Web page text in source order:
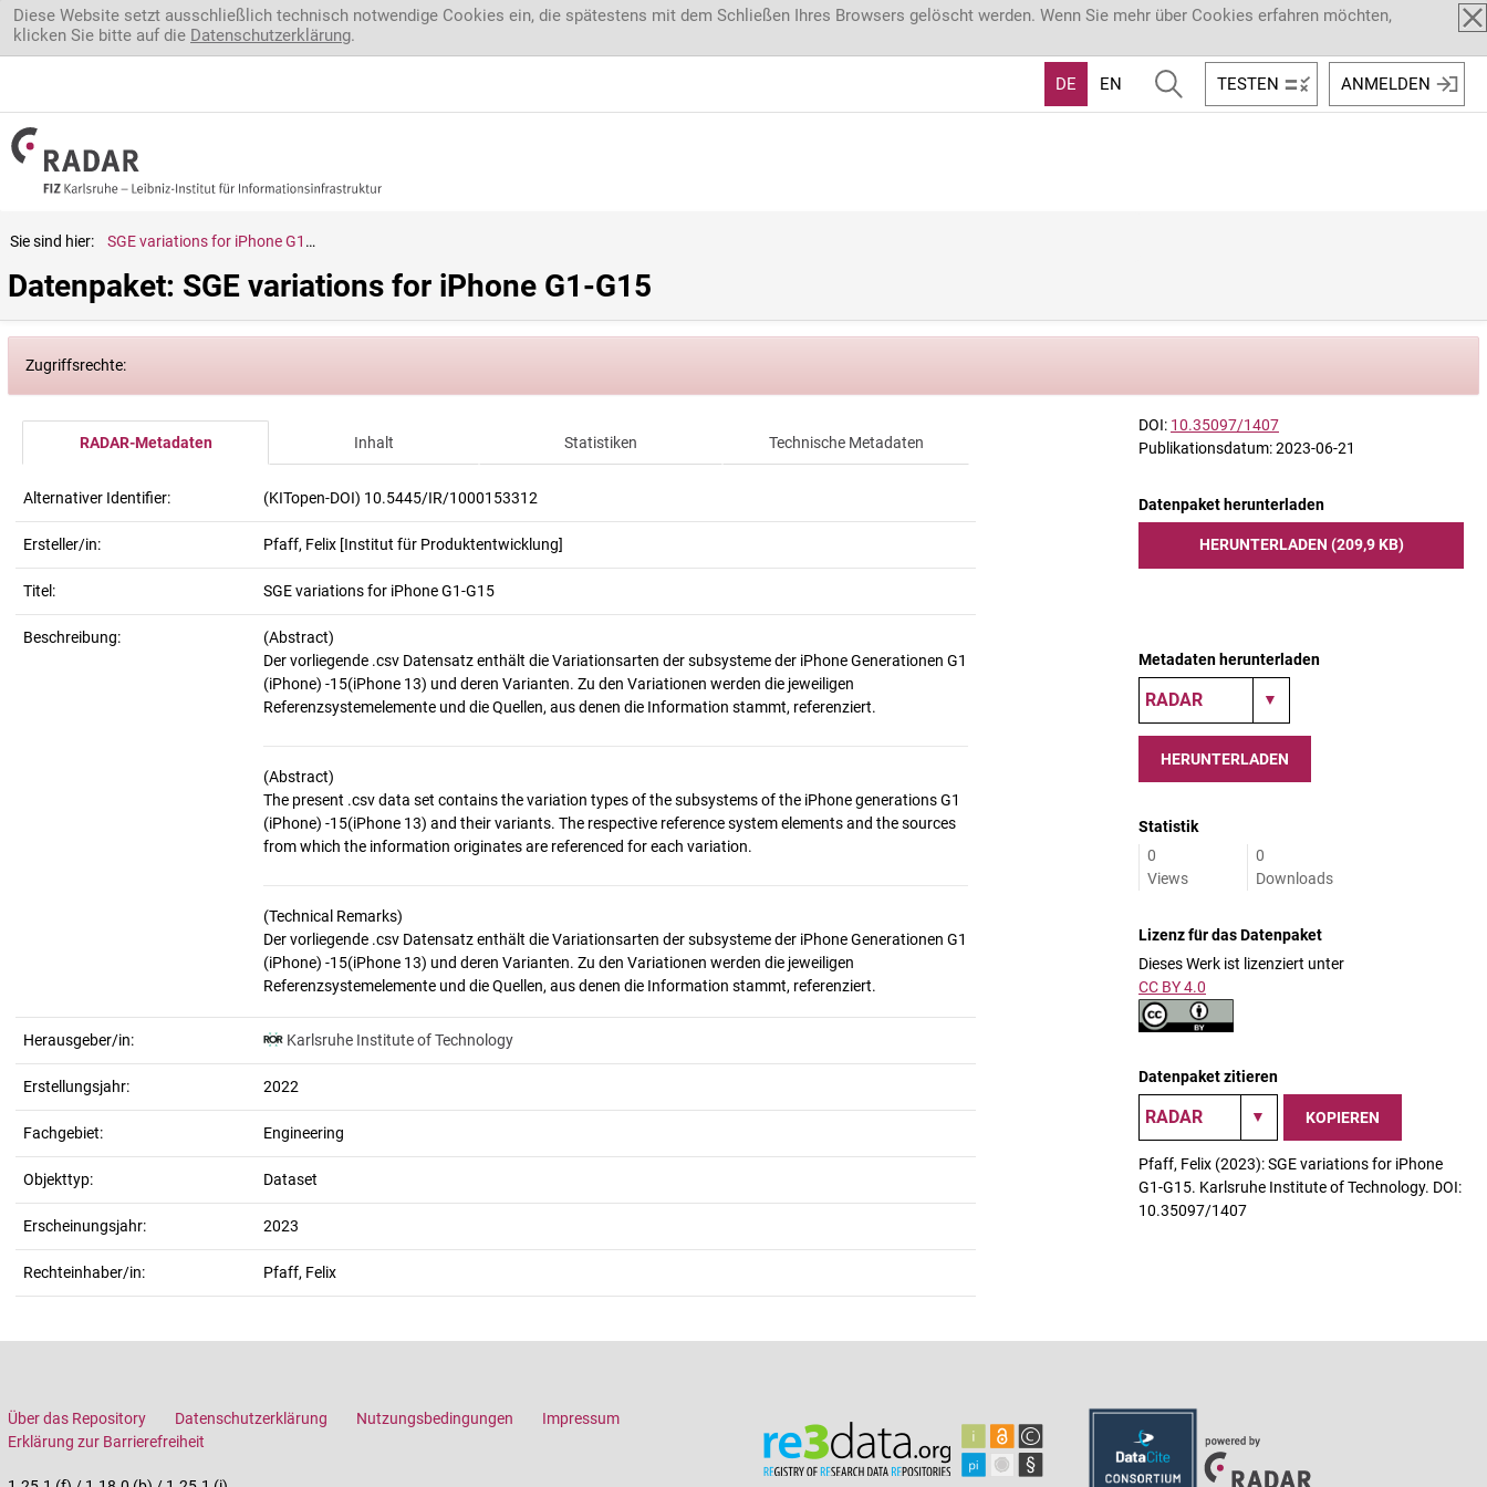
Direkt zum Inhalt
Diese Website setzt ausschließlich technisch notwendige Cookies ein, die spätestens mit dem Schließen Ihres Browsers gelöscht werden. Wenn Sie mehr über Cookies erfahren möchten,
klicken Sie bitte auf die Datenschutzerklärung.
DE EN TESTEN ANMELDEN
Sie sind hier: SGE variations for iPhone G1-G15
Datenpaket: SGE variations for iPhone G1-G15
Zugriffsrechte:
RADAR-Metadaten Inhalt Statistiken Technische Metadaten
Alternativer Identifier: (KITopen-DOI) 10.5445/IR/1000153312
Ersteller/in: Pfaff, Felix [Institut für Produktentwicklung]
Titel: SGE variations for iPhone G1-G15
Beschreibung:
(Abstract)
Der vorliegende .csv Datensatz enthält die Variationsarten der subsysteme der iPhone Generationen G1
(iPhone) -15(iPhone 13) und deren Varianten. Zu den Variationen werden die jeweiligen
(Abstract)
The present .csv data set contains the variation types of the subsystems of the iPhone generations G1
(iPhone) -15(iPhone 13) and their variants. The respective reference system elements and the sources
(Technical Remarks)
Der vorliegende .csv Datensatz enthält die Variationsarten der subsysteme der iPhone Generationen G1
(iPhone) -15(iPhone 13) und deren Varianten. Zu den Variationen werden die jeweiligen
Herausgeber/in: Karlsruhe Institute of Technology
Erstellungsjahr: 2022
Fachgebiet: Engineering
Objekttyp: Dataset
Erscheinungsjahr: 2023
Rechteinhaber/in: Pfaff, Felix
DOI: 10.35097/1407
Publikationsdatum: 2023-06-21
Datenpaket herunterladen
HERUNTERLADEN (209,9 KB)
Metadaten herunterladen
HERUNTERLADEN
Statistik
0
Views
0
Downloads
Lizenz für das Datenpaket
Dieses Werk ist lizenziert unter
CC BY 4.0
Datenpaket zitieren
KOPIEREN
Pfaff, Felix (2023): SGE variations for iPhone
G1-G15. Karlsruhe Institute of Technology. DOI:
10.35097/1407
Über das Repository Datenschutzerklärung Nutzungsbedingungen
Impressum
Erklärung zur Barrierefreiheit